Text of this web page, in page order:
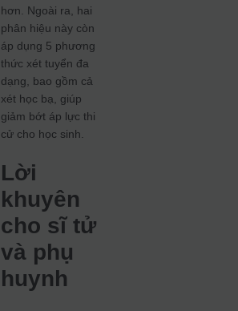
hơn. Ngoài ra, hai
phân hiệu này còn
áp dụng 5 phương
thức xét tuyển đa
dạng, bao gồm cả
xét học bạ, giúp
giảm bớt áp lực thi
cử cho học sinh.
Lời
khuyên
cho sĩ tử
và phụ
huynh